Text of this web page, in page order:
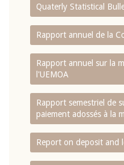
Quaterly Statistical
Rapport annuel de la
Rapport annuel sur la
l'UEMOA
Rapport semestriel de
paiement adossés à la
Report on deposit and